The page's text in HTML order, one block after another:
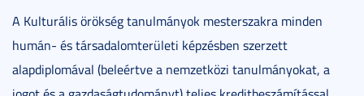
A Kulturális örökség tanulmányok mesterszakra minden
humán- és társadalomterületi képzésben szerzett
alapdiplomával (beleértve a nemzetközi tanulmányokat, a